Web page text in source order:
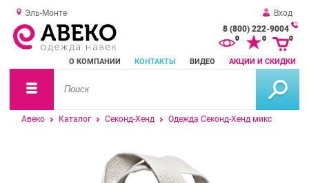
Эль-Монте
Вход
8 (800) 222-9004
О КОМПАНИИ КОНТАКТЫ ВИДЕО АКЦИИ И СКИДКИ
0 0 0
Авеко Каталог Секонд-Хенд Одежда Секонд-Хенд микс